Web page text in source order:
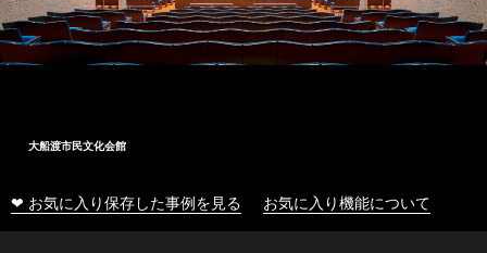
大船渡市民文化会館
❤ お気に入り保存した事例を見る お気に入り機能について